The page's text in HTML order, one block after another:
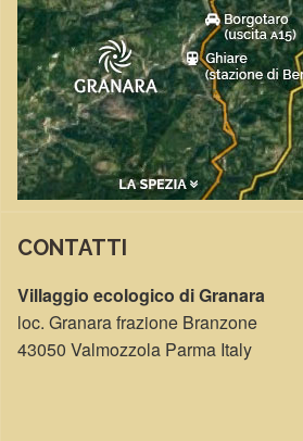
CONTATTI
Villaggio ecologico di Granara
loc. Granara frazione Branzone
43050 Valmozzola Parma Italy